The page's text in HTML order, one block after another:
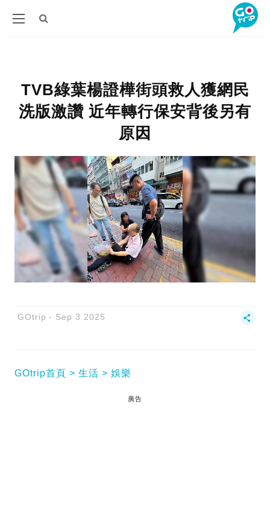
TVB綠葉楊證樺街頭救人獲網民
洗版激讚 近年轉行保安背後另有
原因
GOtrip Sep 3 2025
GOtrip首頁 生活 娛樂
廣告